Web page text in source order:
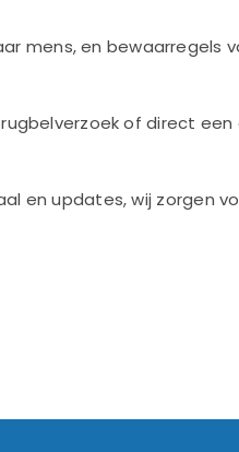
mens, en bewaarregels
of direct
en updates, wij zorgen